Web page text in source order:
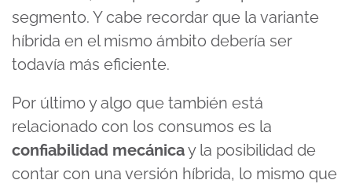
segmento. Y cabe recordar que la variante
híbrida en el mismo ámbito debería ser
todavía más eficiente.
Por último y algo que también está
relacionado con los consumos es la
confiabilidad mecánicay la posibilidad de
contar con una versión híbrida, lo mismo que